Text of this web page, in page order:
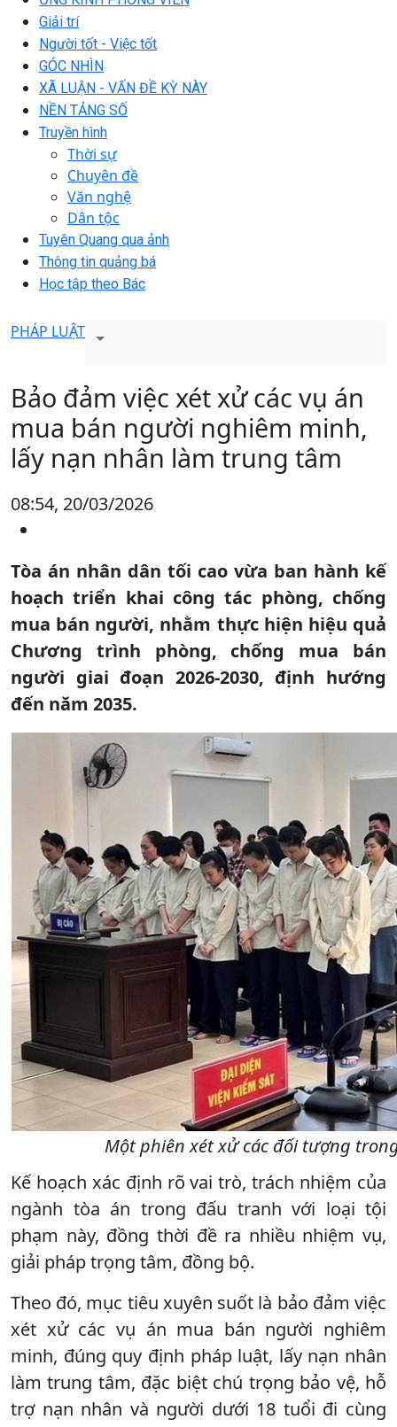
Giải trí
Người tốt - Việc tốt
GÓC NHÌN
XÃ LUẬN - VẤN ĐỀ KỲ NÀY
NỀN TẢNG SỐ
Truyền hình
Thời sự
Chuyên đề
Văn nghệ
Dân tộc
Tuyên Quang qua ảnh
Thông tin quảng bá
Học tập theo Bác
PHÁP LUẬT
Bảo đảm việc xét xử các vụ án
mua bán người nghiêm minh,
lấy nạn nhân làm trung tâm
08:54, 20/03/2026
Tòa án nhân dân tối cao vừa ban hành kế
hoạch triển khai công tác phòng, chống
mua bán người, nhằm thực hiện hiệu quả
Chương trình phòng, chống mua bán
người giai đoạn 2026-2030, định hướng
đến năm 2035.
Một phiên xét xử các đối tượng
Kế hoạch xác định rõ vai trò, trách nhiệm của
ngành tòa án trong đấu tranh với loại tội
phạm này, đồng thời đề ra nhiều nhiệm vụ,
giải pháp trọng tâm, đồng bộ.
Theo đó, mục tiêu xuyên suốt là bảo đảm việc
xét xử các vụ án mua bán người nghiêm
minh, đúng quy định pháp luật, lấy nạn nhân
làm trung tâm, đặc biệt chú trọng bảo vệ, hỗ
trợ nạn nhân và người dưới 18 tuổi đi cùng